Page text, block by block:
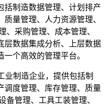
括制造数据管理、计划排产
量管理、人力资源管理、
、采购管理、成本管理、
层数据集成分析、上层数据
个高效的管理平台。
业制造企业，提供包括制
调度管理、库存管理、质量
备管理、工具工装管理、